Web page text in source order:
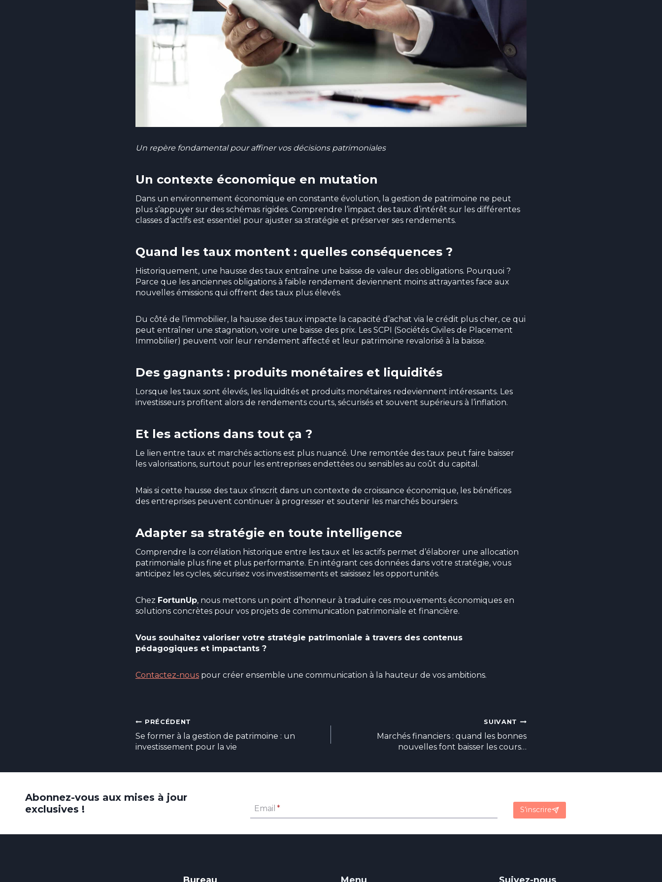
Un repère fondamental pour affiner vos décisions patrimoniales
Un contexte économique en mutation
Dans un environnement économique en constante évolution, la gestion de patrimoine ne peut
plus s’appuyer sur des schémas rigides. Comprendre l’impact des taux d’intérêt sur les différentes
classes d’actifs est essentiel pour ajuster sa stratégie et préserver ses rendements.
Quand les taux montent : quelles conséquences ?
Historiquement, une hausse des taux entraîne une baisse de valeur des obligations. Pourquoi ?
Parce que les anciennes obligations à faible rendement deviennent moins attrayantes face aux
nouvelles émissions qui offrent des taux plus élevés.
Du côté de l’immobilier, la hausse des taux impacte la capacité d’achat via le crédit plus cher, ce qui
peut entraîner une stagnation, voire une baisse des prix. Les SCPI (Sociétés Civiles de Placement
Immobilier) peuvent voir leur rendement affecté et leur patrimoine revalorisé à la baisse.
Des gagnants : produits monétaires et liquidités
Lorsque les taux sont élevés, les liquidités et produits monétaires redeviennent intéressants. Les
investisseurs profitent alors de rendements courts, sécurisés et souvent supérieurs à l’inflation.
Et les actions dans tout ça ?
Le lien entre taux et marchés actions est plus nuancé. Une remontée des taux peut faire baisser
les valorisations, surtout pour les entreprises endettées ou sensibles au coût du capital.
Mais si cette hausse des taux s’inscrit dans un contexte de croissance économique, les bénéfices
des entreprises peuvent continuer à progresser et soutenir les marchés boursiers.
Adapter sa stratégie en toute intelligence
Comprendre la corrélation historique entre les taux et les actifs permet d’élaborer une allocation
patrimoniale plus fine et plus performante. En intégrant ces données dans votre stratégie, vous
anticipez les cycles, sécurisez vos investissements et saisissez les opportunités.
Chez FortunUp, nous mettons un point d’honneur à traduire ces mouvements économiques en
solutions concrètes pour vos projets de communication patrimoniale et financière.
Vous souhaitez valoriser votre stratégie patrimoniale à travers des contenus
pédagogiques et impactants ?
Contactez-nous pour créer ensemble une communication à la hauteur de vos ambitions.
Navigation
de
PRÉCÉDENT
Se former à la gestion de patrimoine : un
investissement pour la vie
SUIVANT
Marchés financiers : quand les bonnes
nouvelles font baisser les cours…
Abonnez-vous aux mises à jour
exclusives !
Email * S’inscrire